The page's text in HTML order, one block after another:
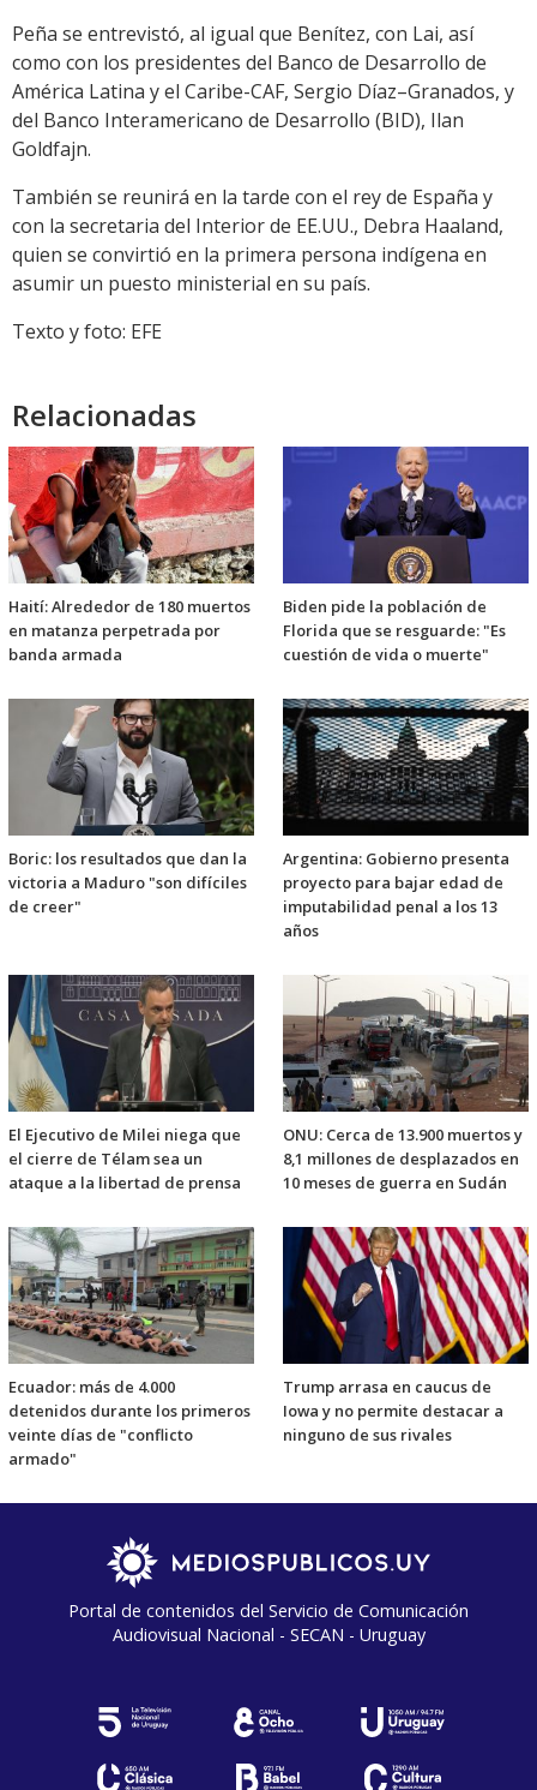
Peña se entrevistó, al igual que Benítez, con Lai, así
como con los presidentes del Banco de Desarrollo de
América Latina y el Caribe-CAF, Sergio Díaz–Granados, y
del Banco Interamericano de Desarrollo (BID), Ilan
Goldfajn.
También se reunirá en la tarde con el rey de España y
con la secretaria del Interior de EE.UU., Debra Haaland,
quien se convirtió en la primera persona indígena en
asumir un puesto ministerial en su país.
Texto y foto: EFE
Relacionadas
Haití: Alrededor de 180 muertos
en matanza perpetrada por
banda armada
Biden pide la población de
Florida que se resguarde: "Es
cuestión de vida o muerte"
Boric: los resultados que dan la
victoria a Maduro "son difíciles
de creer"
Argentina: Gobierno presenta
proyecto para bajar edad de
imputabilidad penal a los 13
años
El Ejecutivo de Milei niega que
el cierre de Télam sea un
ataque a la libertad de prensa
ONU: Cerca de 13.900 muertos y
8,1 millones de desplazados en
10 meses de guerra en Sudán
Ecuador: más de 4.000
detenidos durante los primeros
veinte días de "conflicto
armado"
Trump arrasa en caucus de
Iowa y no permite destacar a
ninguno de sus rivales
Portal de contenidos del Servicio de Comunicación
Audiovisual Nacional - SECAN - Uruguay